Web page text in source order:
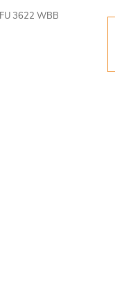
3622 WBB